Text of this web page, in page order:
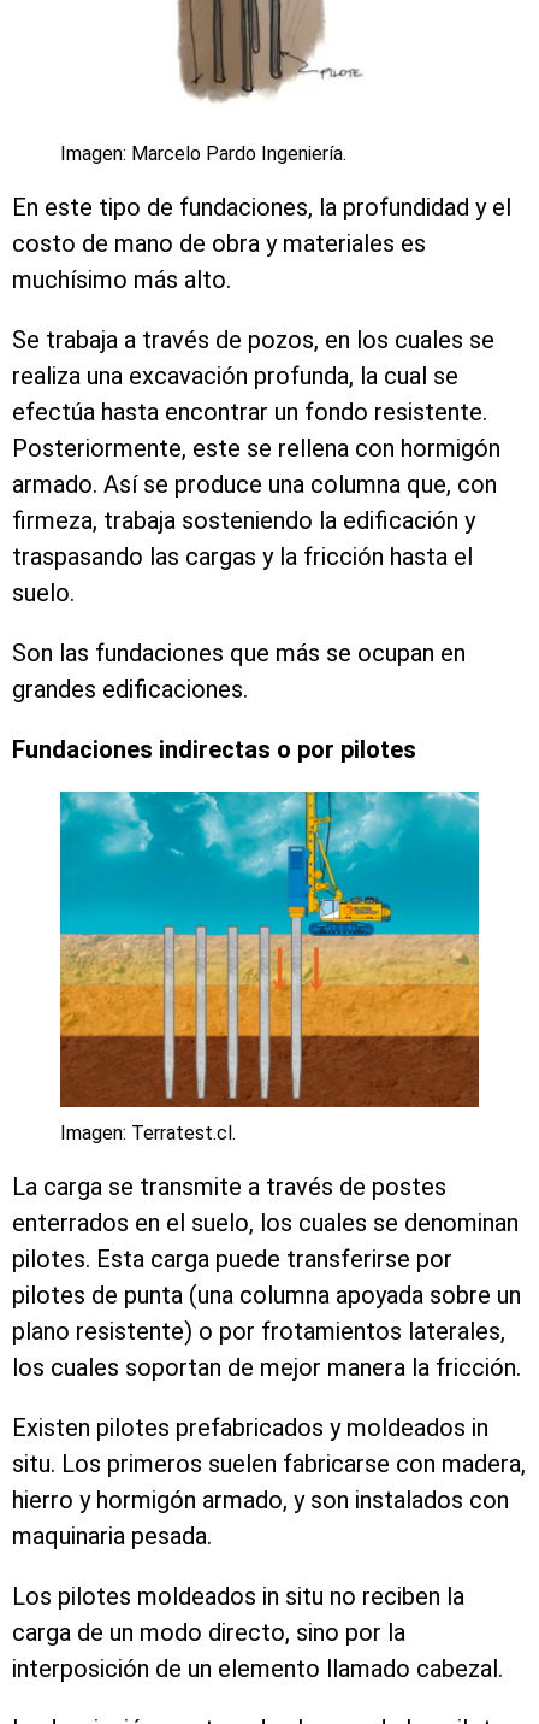
Imagen: Marcelo Pardo Ingeniería.
En este tipo de fundaciones, la profundidad y el
costo de mano de obra y materiales es
muchísimo más alto.
Se trabaja a través de pozos, en los cuales se
realiza una excavación profunda, la cual se
efectúa hasta encontrar un fondo resistente.
Posteriormente, este se rellena con hormigón
armado. Así se produce una columna que, con
firmeza, trabaja sosteniendo la edificación y
traspasando las cargas y la fricción hasta el
suelo.
Son las fundaciones que más se ocupan en
grandes edificaciones.
Fundaciones indirectas o por pilotes
Imagen: Terratest.cl.
La carga se transmite a través de postes
enterrados en el suelo, los cuales se denominan
pilotes. Esta carga puede transferirse por
pilotes de punta (una columna apoyada sobre un
plano resistente) o por frotamientos laterales,
los cuales soportan de mejor manera la fricción.
Existen pilotes prefabricados y moldeados in
situ. Los primeros suelen fabricarse con madera,
hierro y hormigón armado, y son instalados con
maquinaria pesada.
Los pilotes moldeados in situ no reciben la
carga de un modo directo, sino por la
interposición de un elemento llamado cabezal.